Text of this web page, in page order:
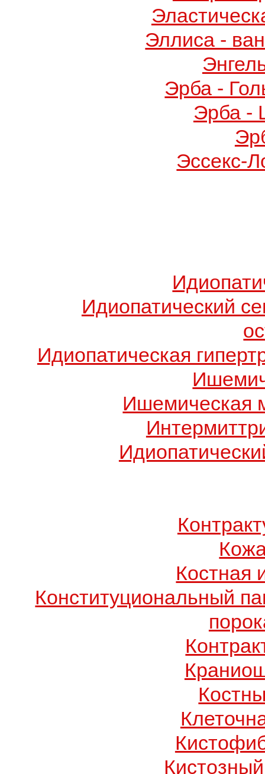
Эллиса -
Эрба -
Эрба -
Эссекс-
Идиопатический
Идиопатическая
Ишемическая
Костная
Конституциональный